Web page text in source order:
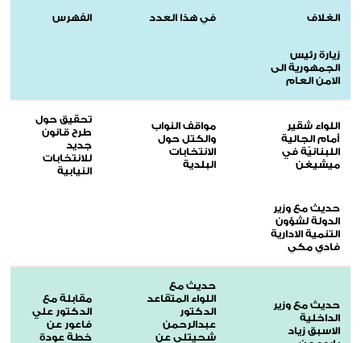
الغلاف في هذا العدد الفهرس
زيارة رئيس
الجمهورية الى
الامن العام
اللواء شقير
أمام الجالية
اللبنانيّة في
ميشيغن
مواقف النواب
والكتل حول
الانتخابات
البلدية
تحقيق حول
طرح قانون
جديد
للانتخابات
النيابية
حديث مع وزير
الدولة لشؤون
التنمية الادارية
فادي مكي
حديث مع وزير
الداخلية
الاسبق زياد
حديث مع
اللواء المتقاعد
الدكتور
عبدالرحمن
شحيتلي عن
مقابلة مع
الدكتور علي
فاعور عن
خطة عودة